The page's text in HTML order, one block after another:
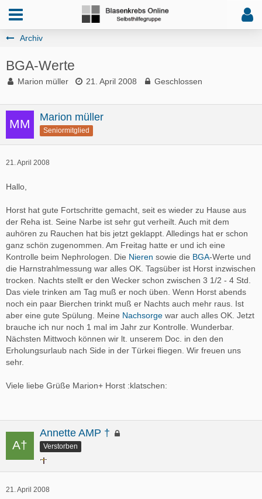
Archiv
BGA-Werte
Marion müller 21. April 2008 Geschlossen
Marion müller
Seniormitglied
21. April 2008
Hallo,
Horst hat gute Fortschritte gemacht, seit es wieder zu Hause aus
der Reha ist. Seine Narbe ist sehr gut verheilt. Auch mit dem
auhören zu Rauchen hat bis jetzt geklappt. Alledings hat er schon
ganz schön zugenommen. Am Freitag hatte er und ich eine
Kontrolle beim Nephrologen. Die Nieren sowie die BGA-Werte und
die Harnstrahlmessung war alles OK. Tagsüber ist Horst inzwischen
trocken. Nachts stellt er den Wecker schon zwischen 3 1/2 - 4 Std.
Das viele trinken am Tag muß er noch üben. Wenn Horst abends
noch ein paar Bierchen trinkt muß er Nachts auch mehr raus. Ist
aber eine gute Spülung. Meine Nachsorge war auch alles OK. Jetzt
brauche ich nur noch 1 mal im Jahr zur Kontrolle. Wunderbar.
Nächsten Mittwoch können wir lt. unserem Doc. in den den
Erholungsurlaub nach Side in der Türkei fliegen. Wir freuen uns
sehr.
Viele liebe Grüße Marion+ Horst :klatschen:
Annette AMP †
Verstorben
21. April 2008